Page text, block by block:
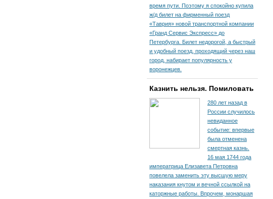
время пути. По­этому я спокойно купила
ж/д билет на фирменный поезд
«Таврия» новой транспортной компании
«Гранд Сервис Экспресс» до
Петербурга. Билет недорогой, а быстрый
и удобный поезд, проходящий через наш
город, набирает популярность у
воронежцев.
Казнить нельзя. Помиловать
280 лет назад в
России случилось
невиданное
событие: впервые
была отменена
смертная казнь.
16 мая 1744 года
императрица Елизавета Петровна
повелела заменить эту высшую меру
наказания кнутом и вечной ссылкой на
каторжные работы. Впрочем, монаршая